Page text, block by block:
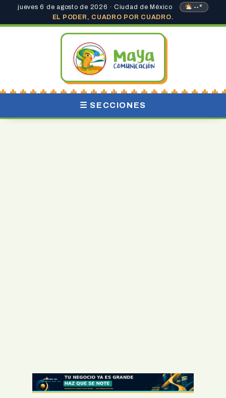
jueves 6 de agosto de 2026 · Ciudad de México
--°
EL PODER, CUADRO POR CUADRO.
☰ SECCIONES